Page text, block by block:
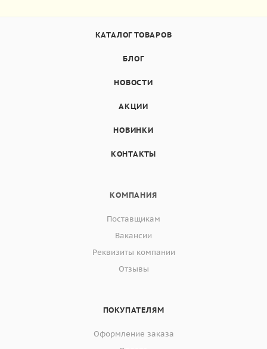
КАТАЛОГ ТОВАРОВ
БЛОГ
НОВОСТИ
АКЦИИ
НОВИНКИ
КОНТАКТЫ
КОМПАНИЯ
Поставщикам
Вакансии
Реквизиты компании
Отзывы
ПОКУПАТЕЛЯМ
Оформление заказа